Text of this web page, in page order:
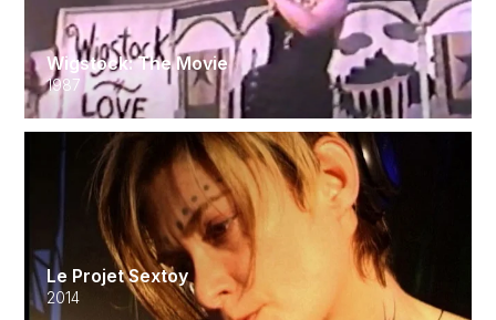
Wigstock: The Movie
1987
Le Projet Sextoy
2014